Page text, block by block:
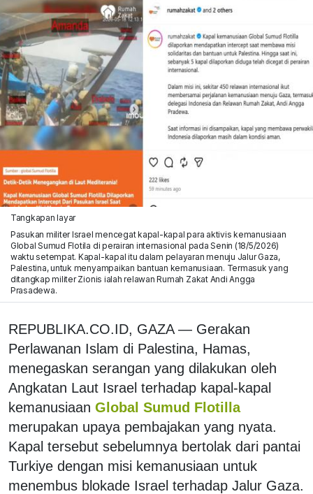
Tangkapan layar
Pasukan militer Israel mencegat kapal-kapal para aktivis kemanusiaan
Global Sumud Flotila di perairan internasional pada Senin (18/5/2026)
waktu setempat. Kapal-kapal itu dalam pelayaran menuju Jalur Gaza,
Palestina, untuk menyampaikan bantuan kemanusiaan. Termasuk yang
ditangkap militer Zionis ialah relawan Rumah Zakat Andi Angga
Prasadewa.
REPUBLIKA.CO.ID, GAZA — Gerakan
Perlawanan Islam di Palestina, Hamas,
menegaskan serangan yang dilakukan oleh
Angkatan Laut Israel terhadap kapal-kapal
kemanusiaan Global Sumud Flotilla
merupakan upaya pembajakan yang nyata.
Kapal tersebut sebelumnya bertolak dari pantai
Turkiye dengan misi kemanusiaan untuk
menembus blokade Israel terhadap Jalur Gaza.